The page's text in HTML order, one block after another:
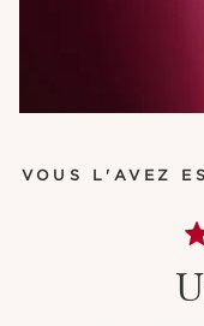
VOUS L'AVEZ